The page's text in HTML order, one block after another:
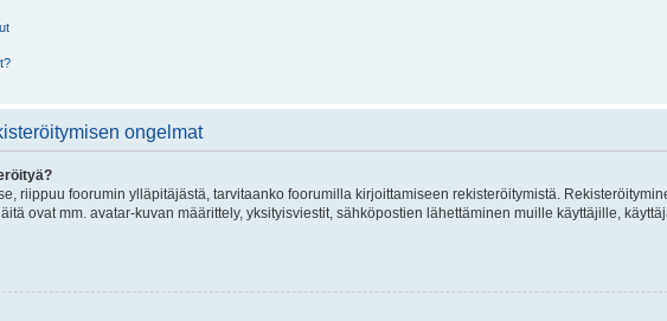
ongelmat
riippuu foorumin ylläpitäjästä, tarvitaanko foorumilla kirjoittamiseen rekisteröitymistä.
ovat mm. avatar-kuvan määrittely, yksityisviestit, sähköpostien lähettäminen muille käyttäjille,